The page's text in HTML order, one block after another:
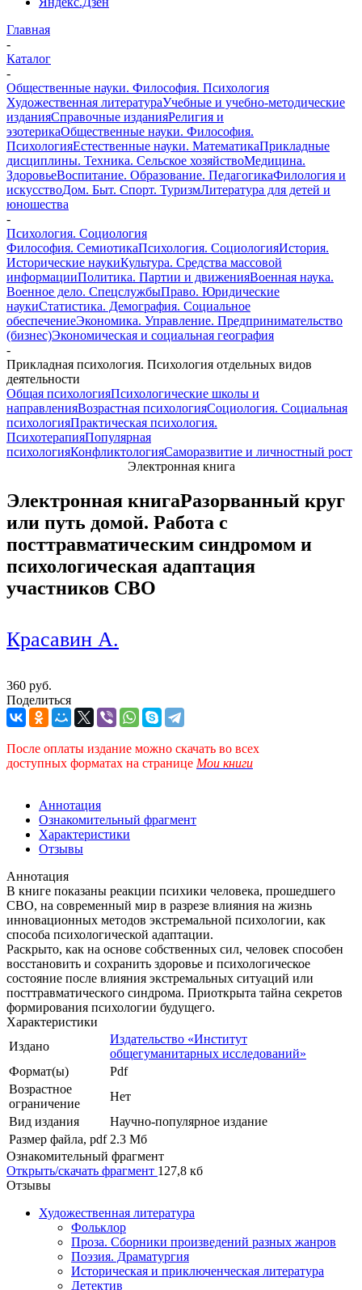
Главная
-
Каталог
-
Общественные науки. Философия. Психология
Художественная литератураУчебные и учебно-методические
изданияСправочные изданияРелигия и
эзотерикаОбщественные науки. Философия.
ПсихологияЕстественные науки. МатематикаПрикладные
дисциплины. Техника. Сельское хозяйствоМедицина.
ЗдоровьеВоспитание. Образование. ПедагогикаФилология и
искусствоДом. Быт. Спорт. ТуризмЛитература для детей и
юношества
-
Психология. Социология
Философия. СемиотикаПсихология. СоциологияИстория.
Исторические наукиКультура. Средства массовой
информацииПолитика. Партии и движенияВоенная наука.
Военное дело. СпецслужбыПраво. Юридические
наукиСтатистика. Демография. Социальное
обеспечениеЭкономика. Управление. Предпринимательство
(бизнес)Экономическая и социальная география
-
Прикладная психология. Психология отдельных видов
деятельности
Общая психологияПсихологические школы и
направленияВозрастная психологияСоциология. Социальная
психологияПрактическая психология.
ПсихотерапияПопулярная
психологияКонфликтологияСаморазвитие и личностный рост
Электронная книга
Электронная книгаРазорванный круг
или путь домой. Работа с
посттравматическим синдромом и
психологическая адаптация
участников СВО
Красавин А.
360 руб.
Поделиться
После оплаты издание можно скачать во всех
доступных форматах на странице Мои книги
Аннотация
Ознакомительный фрагмент
Характеристики
Отзывы
Аннотация
В книге показаны реакции психики человека, прошедшего
СВО, на современный мир в разрезе влияния на жизнь
инновационных методов экстремальной психологии, как
способа психологической адаптации.
Раскрыто, как на основе собственных сил, человек способен
восстановить и сохранить здоровье и психологическое
состояние после влияния экстремальных ситуаций или
посттравматического синдрома. Приоткрыта тайна секретов
формирования психологии будущего.
Характеристики
Издано
Издательство «Институт
общегуманитарных исследований»
Формат(ы)
Pdf
Возрастное
ограничение
Нет
Вид издания
Научно-популярное издание
Размер файла, pdf 2.3 Mб
Ознакомительный фрагмент
Открыть/скачать фрагмент 127,8 кб
Отзывы
Художественная литература
Фольклор
Проза. Сборники произведений разных жанров
Поэзия. Драматургия
Историческая и приключенческая литература
Детектив